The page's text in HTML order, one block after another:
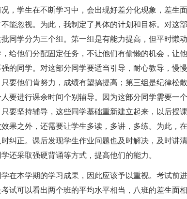
，学生在不断学习中，会出现好差分化现象，差生
能忽视。为此，我制定了具体的计划和目标。对这
同学分为三个组。第一组是有能力提高，但平时懒
给他们分配固定任务，不让他们有偷懒的机会，让
的同学。对这部分同学要适当引导，耐心教导，慢
要他们肯努力，成绩有望搞提高；第三组是纪律松
要进行课余时间个别辅导。因为这部分同学需要一
要坚持辅导，这些同学基础重新建立起来，以后授
果之外，还需要让学生多读，多讲，多练。为此，
纠正。课后发现学生作业问题也及时解决，及时讲
还采取强硬背诵等方式，提高他们的能力。
在本学期的学习成果，因此应该予以重视。考试前
试可以看出两个班的平均水平相当，八班的差生面